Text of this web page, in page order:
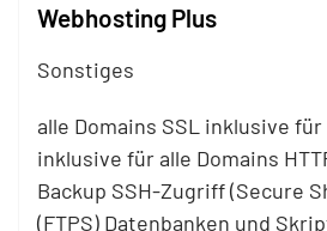
Webhosting Plus
Sonstiges
alle Domains SSL inklusive für
inklusive für alle Domains
Backup SSH-Zugriff (Secure
(FTPS) Datenbanken und